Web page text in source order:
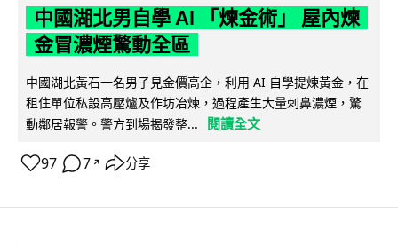
中國湖北男自學 AI 「煉金術」 屋內煉
金冒濃煙驚動全區
中國湖北黃石一名男子見金價高企，利用 AI 自學提煉黃金，在
租住單位私設高壓爐及作坊冶煉，過程產生大量刺鼻濃煙，驚
動鄰居報警。警方到場揭發整...
閱讀全文
97 7 ↗ 分享